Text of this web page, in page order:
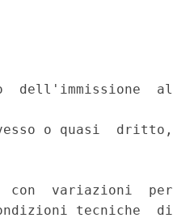
dell'immissione  al
o quasi  dritto,
con  variazioni  per
tecniche  di